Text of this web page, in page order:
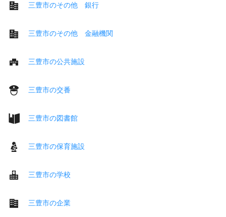
三豊市のその他 銀行
三豊市のその他 金融機関
三豊市の公共施設
三豊市の交番
三豊市の図書館
三豊市の保育施設
三豊市の学校
三豊市の企業